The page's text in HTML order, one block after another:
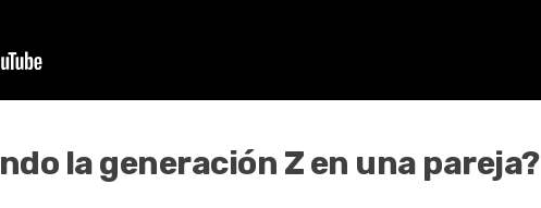
la generación Z en una pareja?